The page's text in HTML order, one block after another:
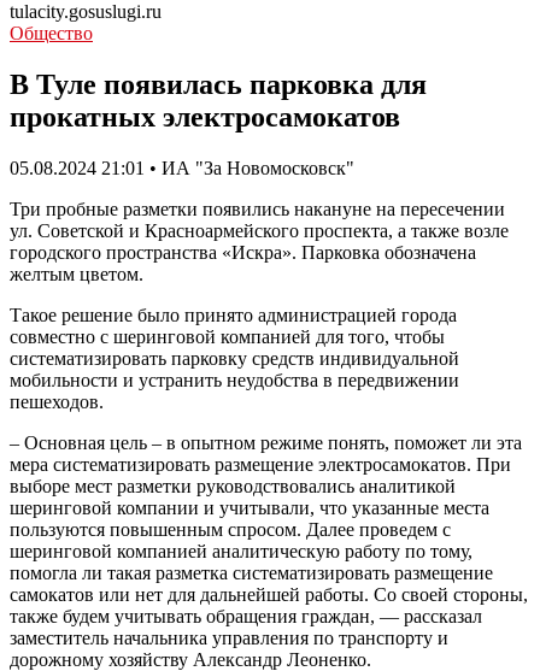
tulacity.gosuslugi.ru
Общество
В Туле появилась парковка для
прокатных электросамокатов
05.08.2024 21:01 • ИА "За Новомосковск"
Три пробные разметки появились накануне на пересечении
ул. Советской и Красноармейского проспекта, а также возле
городского пространства «Искра». Парковка обозначена
желтым цветом.
Такое решение было принято администрацией города
совместно с шеринговой компанией для того, чтобы
систематизировать парковку средств индивидуальной
мобильности и устранить неудобства в передвижении
пешеходов.
– Основная цель – в опытном режиме понять, поможет ли эта
мера систематизировать размещение электросамокатов. При
выборе мест разметки руководствовались аналитикой
шеринговой компании и учитывали, что указанные места
пользуются повышенным спросом. Далее проведем с
шеринговой компанией аналитическую работу по тому,
помогла ли такая разметка систематизировать размещение
самокатов или нет для дальнейшей работы. Со своей стороны,
также будем учитывать обращения граждан, — рассказал
заместитель начальника управления по транспорту и
дорожному хозяйству Александр Леоненко.